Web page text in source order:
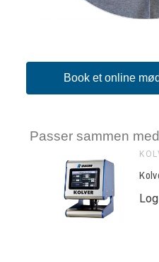
Book et online
Passer sammen